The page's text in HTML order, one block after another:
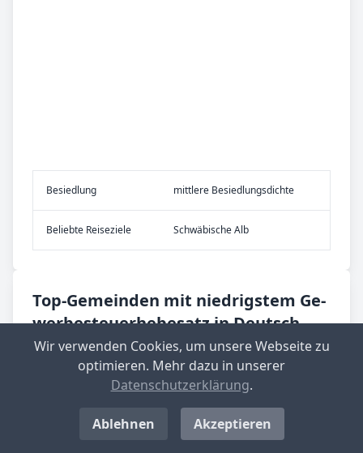
Be­sied­lung mittlere Besiedlungsdichte
Be­lieb­te Rei­se­zie­le Schwäbische Alb
Top-­Ge­mein­den mit nied­rig­stem Ge­
wer­be­steu­er­he­be­satz in Deutsch­
land
Langenwolschendorf
Standort-Informationen aufrufen
Wir verwenden Cookies, um unsere Webseite zu
optimieren. Mehr dazu in unserer
Datenschutzerklärung.
Ablehnen Akzeptieren